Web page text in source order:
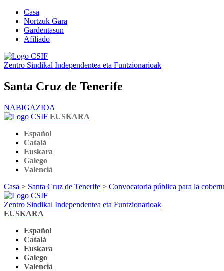
Casa
Nortzuk Gara
Gardentasun
Afiliado
Zentro Sindikal Independentea eta Funtzionarioak
Santa Cruz de Tenerife
NABIGAZIOA
EUSKARA
Español
Català
Euskara
Galego
Valencià
Casa > Santa Cruz de Tenerife > Convocatoria pública para la
Zentro Sindikal Independentea eta Funtzionarioak
EUSKARA
Español
Català
Euskara
Galego
Valencià